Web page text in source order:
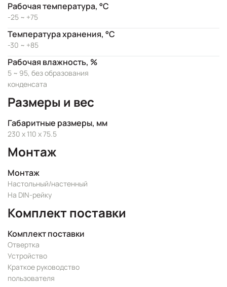
Рабочая температура, °C
-25 ~ +75
Температура хранения, °C
-30 ~ +85
Рабочая влажность, %
5 ~ 95, без образования
конденсата
Размеры и вес
Габаритные размеры, мм
230 x 110 x 75.5
Монтаж
Монтаж
Настольный/настенный
На DIN-рейку
Комплект поставки
Комплект поставки
Отвертка
Устройство
Краткое руководство
пользователя